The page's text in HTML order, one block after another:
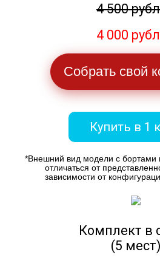
4 500
4 000
Собрать свой
Купить в 1
*Внешний вид модели с бортами
отличаться от
зависимости от
Комплект в
(5 мест)